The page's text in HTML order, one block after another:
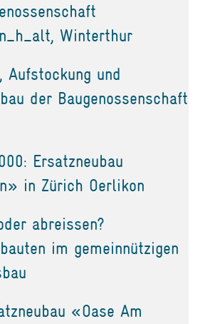
Winterthur
Aufstockung und
der Baugenossenschaft
Ersatzneubau
in Zürich Oerlikon
abreissen?
im gemeinnützigen
«Oase Am